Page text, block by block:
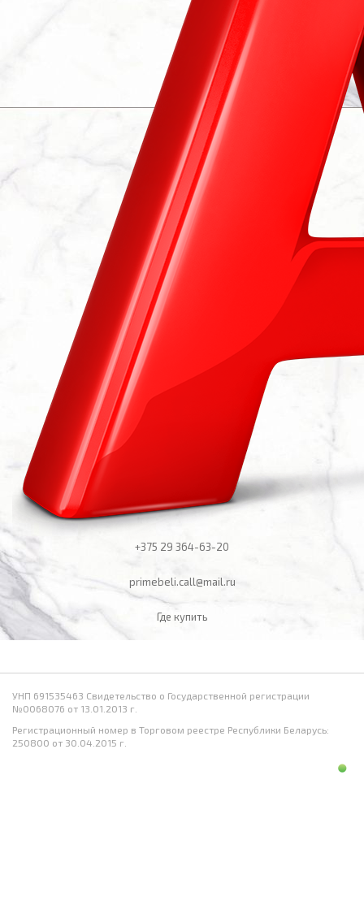
+375 29 364-63-20
primebeli.call@mail.ru
Где купить
УНП 691535463 Свидетельство о Государственной регистрации
№0068076 от 13.01.2013 г.
Регистрационный номер в Торговом реестре Республики Беларусь:
250800 от 30.04.2015 г.